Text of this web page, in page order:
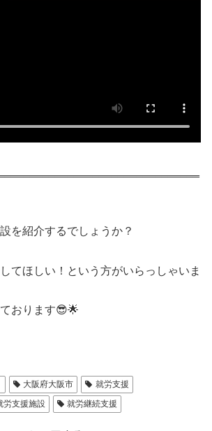
を紹介するでしょうか？
てほしい！という方がいらっしゃいま
おります😎🌟
大阪府大阪市
就労支援
労支援施設 就労継続支援